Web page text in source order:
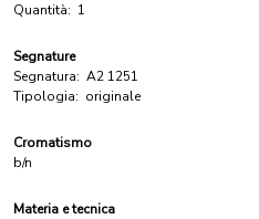
Quantità: 1
Segnature
Segnatura: A2 1251
Tipologia: originale
Cromatismo
b/n
Materia e tecnica